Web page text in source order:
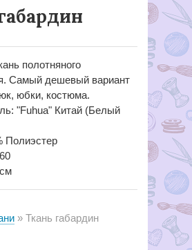
полотняного
Самый дешевый вариант
юбки, костюма.
"Fuhua" Китай (Белый
Полиэстер
Ткань габардин